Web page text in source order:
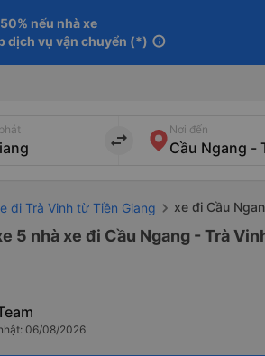
nếu nhà xe
dịch vụ vận chuyển (*) info
import_export
Nơi đến
đi Trà Vinh từ Tiền Giang xe đi Cầu
5 nhà xe đi Cầu Ngang - Trà
06/08/2026